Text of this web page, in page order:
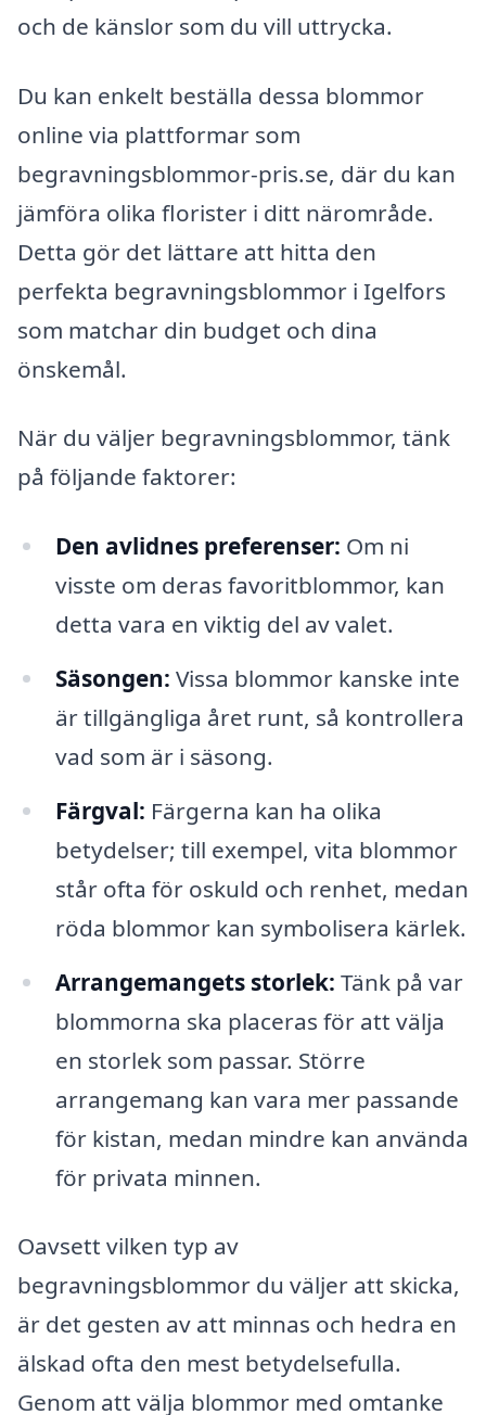
och de känslor som du vill uttrycka.
Du kan enkelt beställa dessa blommor
online via plattformar som
begravningsblommor-pris.se, där du kan
jämföra olika florister i ditt närområde.
Detta gör det lättare att hitta den
perfekta begravningsblommor i Igelfors
som matchar din budget och dina
önskemål.
När du väljer begravningsblommor, tänk
på följande faktorer:
Den avlidnes preferenser: Om ni
visste om deras favoritblommor, kan
detta vara en viktig del av valet.
Säsongen: Vissa blommor kanske inte
är tillgängliga året runt, så kontrollera
vad som är i säsong.
Färgval: Färgerna kan ha olika
betydelser; till exempel, vita blommor
står ofta för oskuld och renhet, medan
röda blommor kan symbolisera kärlek.
Arrangemangets storlek: Tänk på var
blommorna ska placeras för att välja
en storlek som passar. Större
arrangemang kan vara mer passande
för kistan, medan mindre kan använda
för privata minnen.
Oavsett vilken typ av
begravningsblommor du väljer att skicka,
är det gesten av att minnas och hedra en
älskad ofta den mest betydelsefulla.
Genom att välja blommor med omtanke